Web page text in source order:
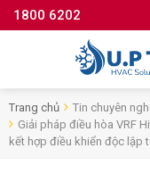
1800 6202
Trang chủ
Tin chuyên
Giải pháp điều hòa VRF
kết hợp điều khiển độc lập